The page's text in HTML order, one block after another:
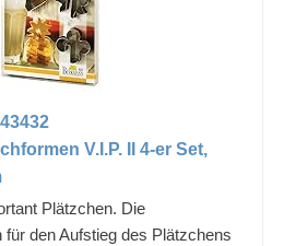
V.I.P. II 4-er Set,
Plätzchen. Die
den Aufstieg des Plätzchens